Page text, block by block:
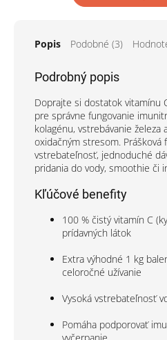
Popis Podobné (3)
Podrobný popis
Doprajte si dostatok vitamínu
pre správne fungovanie
kolagénu, vstrebávanie
oxidačným stresom. Prášková
vstrebateľnosť, jednoduché
pridania do vody, smoothie či
Kľúčové benefity
100 % čistý vitamín C
prídavných látok
Extra výhodné 1 kg
celoročné užívanie
Vysoká vstrebateľnosť
Pomáha podporovať